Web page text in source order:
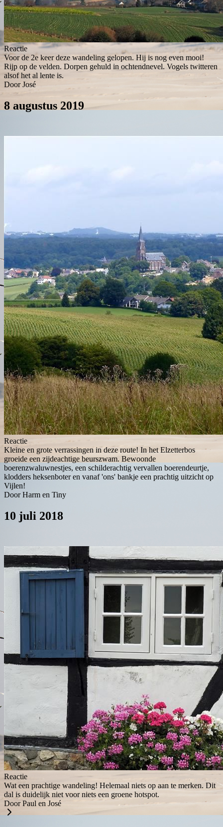
Reactie
Voor de 2e keer deze wandeling gelopen. Hij is nog even mooi!
Rijp op de velden. Dorpen gehuld in ochtendnevel. Vogels twitteren
alsof het al lente is.
Door José
8 augustus 2019
Reactie
Kleine en grote verrassingen in deze route! In het Elzetterbos
groeide een zijdeachtige beurszwam. Bewoonde
boerenzwaluwnestjes, een schilderachtig vervallen boerendeurtje,
klodders heksenboter en vanaf 'ons' bankje een prachtig uitzicht op
Vijlen!
Door Harm en Tiny
10 juli 2018
Reactie
Wat een prachtige wandeling! Helemaal niets op aan te merken. Dit
dal is duidelijk niet voor niets een groene hotspot.
Door Paul en José